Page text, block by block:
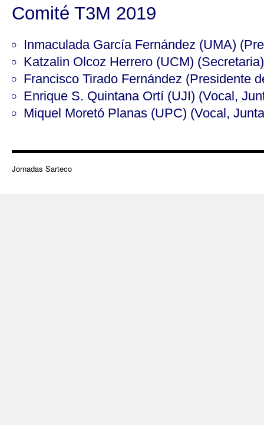
Comité T3M 2019
Inmaculada García Fernández (UMA)
Katzalin Olcoz Herrero (UCM) (Secretaria)
Francisco Tirado Fernández (Presidente
Enrique S. Quintana Ortí (UJI) (Vocal,
Miquel Moretó Planas (UPC) (Vocal,
Jornadas Sarteco